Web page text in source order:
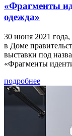
«Фрагменты
одежда»
30 июня 2021 года,
в Доме
выставки под
«Фрагменты
подробнее